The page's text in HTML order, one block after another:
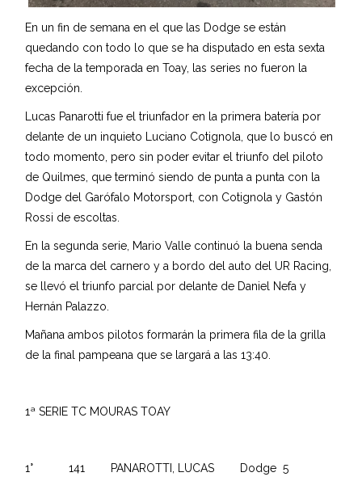
En un fin de semana en el que las Dodge se están
quedando con todo lo que se ha disputado en esta sexta
fecha de la temporada en Toay, las series no fueron la
excepción.
Lucas Panarotti fue el triunfador en la primera batería por
delante de un inquieto Luciano Cotignola, que lo buscó en
todo momento, pero sin poder evitar el triunfo del piloto
de Quilmes, que terminó siendo de punta a punta con la
Dodge del Garófalo Motorsport, con Cotignola y Gastón
Rossi de escoltas.
En la segunda serie, Mario Valle continuó la buena senda
de la marca del carnero y a bordo del auto del UR Racing,
se llevó el triunfo parcial por delante de Daniel Nefa y
Hernán Palazzo.
Mañana ambos pilotos formarán la primera fila de la grilla
de la final pampeana que se largará a las 13:40.
1ª SERIE TC MOURAS TOAY
1° 141 PANAROTTI, LUCAS Dodge 5